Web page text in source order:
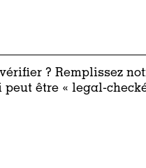
? Remplissez
être « legal-